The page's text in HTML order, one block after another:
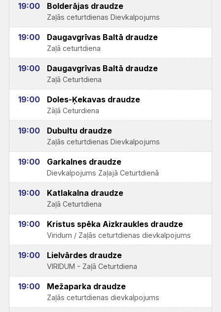
19:00 Bolderājas draudze
Zaļās ceturtdienas Dievkalpojums
19:00 Daugavgrīvas Baltā draudze
Zaļā ceturtdiena
19:00 Daugavgrīvas Baltā draudze
Zaļā Ceturtdiena
19:00 Doles-Ķekavas draudze
Zāļā Ceturdiena
19:00 Dubultu draudze
Zaļās ceturtdienas Dievkalpojums
19:00 Garkalnes draudze
Dievkalpojums Zaļajā Ceturtdienā
19:00 Katlakalna draudze
Zaļā Ceturtdiena
19:00 Kristus spēka Aizkraukles draudze
Viridum / Zaļās ceturtdienas dievkalpojums
19:00 Lielvārdes draudze
VIRIDUM - Zaļā Ceturtdiena
19:00 Mežaparka draudze
Zaļās ceturtdienas dievkalpojums